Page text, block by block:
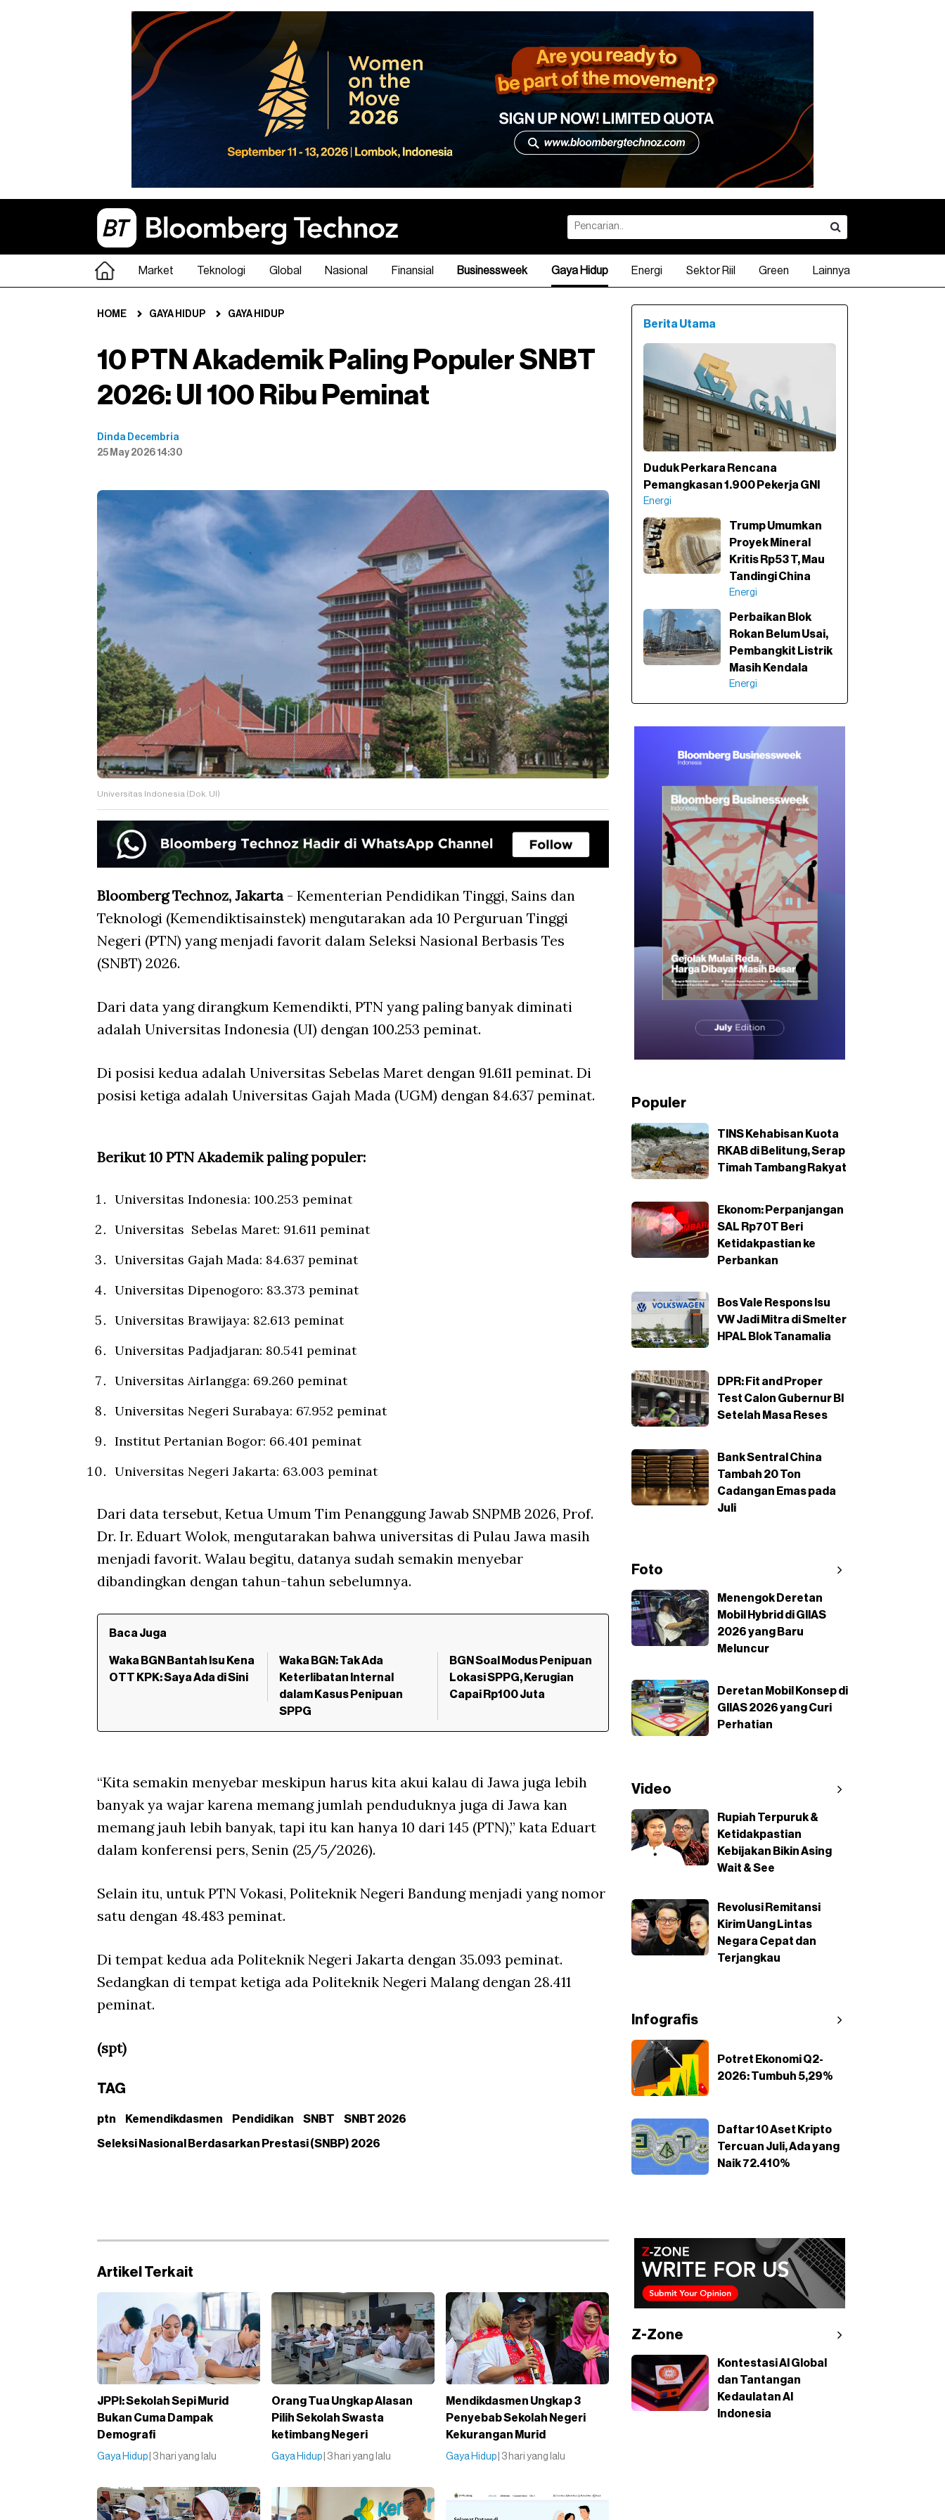
Market Teknologi Global Nasional Finansial Businessweek Gaya Hidup Energi Sektor Riil Green Lainnya
HOME GAYA HIDUP GAYA HIDUP
10 PTN Akademik Paling Populer SNBT
2026: UI 100 Ribu Peminat
Dinda Decembria
25 May 2026 14:30
Universitas Indonesia (Dok. UI)
Bloomberg Technoz, Jakarta- Kementerian Pendidikan Tinggi, Sains dan
Teknologi (Kemendiktisainstek) mengutarakan ada 10 Perguruan Tinggi
Negeri (PTN) yang menjadi favorit dalam Seleksi Nasional Berbasis Tes
(SNBT) 2026.
Dari data yang dirangkum Kemendikti, PTN yang paling banyak diminati
adalah Universitas Indonesia (UI) dengan 100.253 peminat.
Di posisi kedua adalah Universitas Sebelas Maret dengan 91.611 peminat. Di
posisi ketiga adalah Universitas Gajah Mada (UGM) dengan 84.637 peminat.
Berikut 10 PTN Akademik paling populer:
Universitas Indonesia: 100.253 peminat
Universitas Sebelas Maret: 91.611 peminat
Universitas Gajah Mada: 84.637 peminat
Universitas Dipenogoro: 83.373 peminat
Universitas Brawijaya: 82.613 peminat
Universitas Padjadjaran: 80.541 peminat
Universitas Airlangga: 69.260 peminat
Universitas Negeri Surabaya: 67.952 peminat
Institut Pertanian Bogor: 66.401 peminat
Universitas Negeri Jakarta: 63.003 peminat
Dari data tersebut, Ketua Umum Tim Penanggung Jawab SNPMB 2026, Prof.
Dr. Ir. Eduart Wolok, mengutarakan bahwa universitas di Pulau Jawa masih
menjadi favorit. Walau begitu, datanya sudah semakin menyebar
dibandingkan dengan tahun-tahun sebelumnya.
Baca Juga
Waka BGN Bantah Isu Kena
OTT KPK: Saya Ada di Sini
Waka BGN: Tak Ada
Keterlibatan Internal
dalam Kasus Penipuan
SPPG
BGN Soal Modus Penipuan
Lokasi SPPG, Kerugian
Capai Rp100 Juta
“Kita semakin menyebar meskipun harus kita akui kalau di Jawa juga lebih
banyak ya wajar karena memang jumlah penduduknya juga di Jawa kan
memang jauh lebih banyak, tapi itu kan hanya 10 dari 145 (PTN),” kata Eduart
dalam konferensi pers, Senin (25/5/2026).
Selain itu, untuk PTN Vokasi, Politeknik Negeri Bandung menjadi yang nomor
satu dengan 48.483 peminat.
Di tempat kedua ada Politeknik Negeri Jakarta dengan 35.093 peminat.
Sedangkan di tempat ketiga ada Politeknik Negeri Malang dengan 28.411
peminat.
(spt)
TAG
ptn Kemendikdasmen Pendidikan SNBT SNBT 2026
Seleksi Nasional Berdasarkan Prestasi (SNBP) 2026
Artikel Terkait
JPPI: Sekolah Sepi Murid
Bukan Cuma Dampak
Demografi
Gaya Hidup | 3 hari yang lalu
Orang Tua Ungkap Alasan
Pilih Sekolah Swasta
ketimbang Negeri
Gaya Hidup | 3 hari yang lalu
Mendikdasmen Ungkap 3
Penyebab Sekolah Negeri
Kekurangan Murid
Gaya Hidup | 3 hari yang lalu
Berita Utama
Duduk Perkara Rencana
Pemangkasan 1.900 Pekerja GNI
Energi
Trump Umumkan
Proyek Mineral
Kritis Rp53 T, Mau
Tandingi China
Energi
Perbaikan Blok
Rokan Belum Usai,
Pembangkit Listrik
Masih Kendala
Energi
Populer
TINS Kehabisan Kuota
RKAB di Belitung, Serap
Timah Tambang Rakyat
Ekonom: Perpanjangan
SAL Rp70T Beri
Ketidakpastian ke
Perbankan
Bos Vale Respons Isu
VW Jadi Mitra di Smelter
HPAL Blok Tanamalia
DPR: Fit and Proper
Test Calon Gubernur BI
Setelah Masa Reses
Bank Sentral China
Tambah 20 Ton
Cadangan Emas pada
Juli
Foto
Menengok Deretan
Mobil Hybrid di GIIAS
2026 yang Baru
Meluncur
Deretan Mobil Konsep di
GIIAS 2026 yang Curi
Perhatian
Video
Rupiah Terpuruk &
Ketidakpastian
Kebijakan Bikin Asing
Wait & See
Revolusi Remitansi
Kirim Uang Lintas
Negara Cepat dan
Terjangkau
Infografis
Potret Ekonomi Q2-
2026: Tumbuh 5,29%
Daftar 10 Aset Kripto
Tercuan Juli, Ada yang
Naik 72.410%
Z-Zone
Kontestasi AI Global
dan Tantangan
Kedaulatan AI
Indonesia